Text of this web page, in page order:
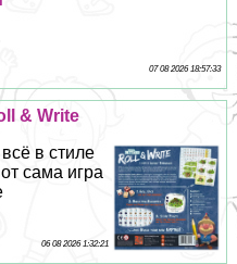
07 08 2026 18:57:33
& Write
в стиле
сама игра
06 08 2026 1:32:21